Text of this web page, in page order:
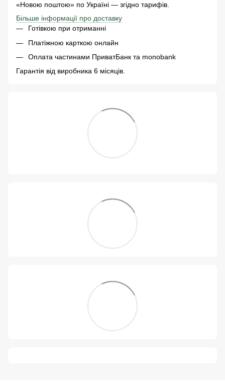
«Новою поштою» по Україні — згідно тарифів.
Більше інформації про доставку
Готівкою при отриманні
Платіжною карткою онлайн
Оплата частинами ПриватБанк та monobank
Гарантія від виробника 6 місяців.